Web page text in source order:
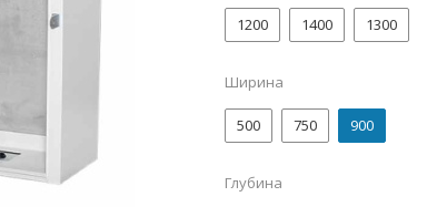
1200 1400 1300
Ширина
500 750 900
Глубина